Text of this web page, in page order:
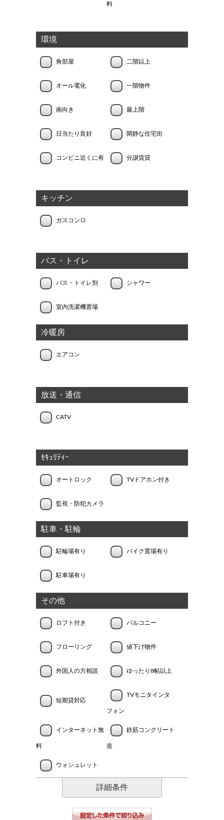
料
環境
角部屋 二階以上
オール電化 一階物件
南向き 最上階
日当たり良好 閑静な住宅街
コンビニ近くに有 分譲賃貸
キッチン
ガスコンロ
バス・トイレ
バス・トイレ別 シャワー
室内洗濯機置場
冷暖房
エアコン
放送・通信
CATV
ｾｷｭﾘﾃｨｰ
オートロック TVドアホン付き
監視・防犯カメラ
駐車・駐輪
駐輪場有り バイク置場有り
駐車場有り
その他
ロフト付き バルコニー
フローリング 値下げ物件
外国人の方相談 ゆったり8帖以上
短期貸対応
TVモニタインタ
フォン
インターネット無
料
鉄筋コンクリート
造
ウォシュレット